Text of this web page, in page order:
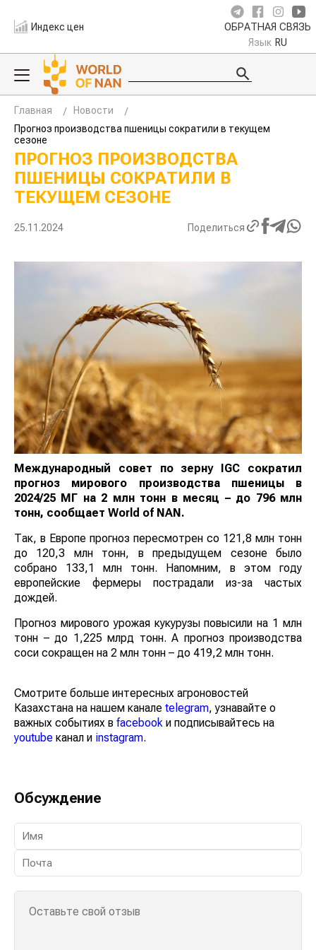
Индекс цен ОБРАТНАЯ СВЯЗЬ
Язык RU
Главная
Новости
Прогноз производства пшеницы сократили в текущем
сезоне
ПРОГНОЗ ПРОИЗВОДСТВА
ПШЕНИЦЫ СОКРАТИЛИ В
ТЕКУЩЕМ СЕЗОНЕ
25.11.2024 Поделиться
Международный совет по зерну IGC сократил
прогноз мирового производства пшеницы в
2024/25 МГ на 2 млн тонн в месяц – до 796 млн
тонн, сообщает World of NAN.
Так, в Европе прогноз пересмотрен со 121,8 млн тонн
до 120,3 млн тонн, в предыдущем сезоне было
собрано 133,1 млн тонн. Напомним, в этом году
европейские фермеры пострадали из-за частых
дождей.
Прогноз мирового урожая кукурузы повысили на 1 млн
тонн – до 1,225 млрд тонн. А прогноз производства
соси сокращен на 2 млн тонн – до 419,2 млн тонн.
Смотрите больше интересных агроновостей
Казахстана на нашем канале telegram, узнавайте о
важных событиях в facebook и подписывайтесь на
youtube канал и instagram.
Обсуждение